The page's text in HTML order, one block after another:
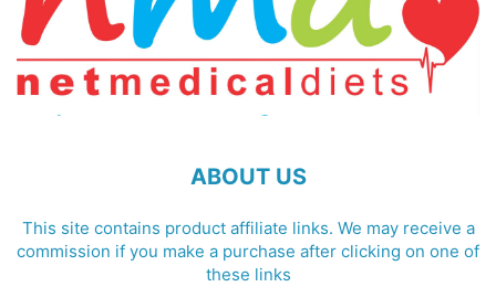
ABOUT US
This site contains product affiliate links. We may receive a
commission if you make a purchase after clicking on one of
these links